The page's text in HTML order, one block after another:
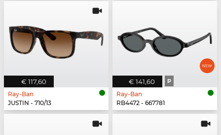
€ 117,60
Ray-Ban
JUSTIN - 710/13
€ 141,60 P
Ray-Ban
RB4472 - 667781